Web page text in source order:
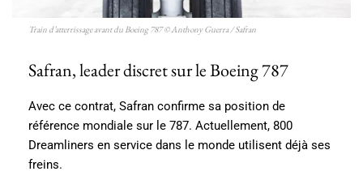
Train d’atterrissage avant du Boeing 787 © Anthony Guerra / Safran
Safran, leader discret sur le Boeing 787
Avec ce contrat, Safran confirme sa position de
référence mondiale sur le 787. Actuellement, 800
Dreamliners en service dans le monde utilisent déjà ses
freins.